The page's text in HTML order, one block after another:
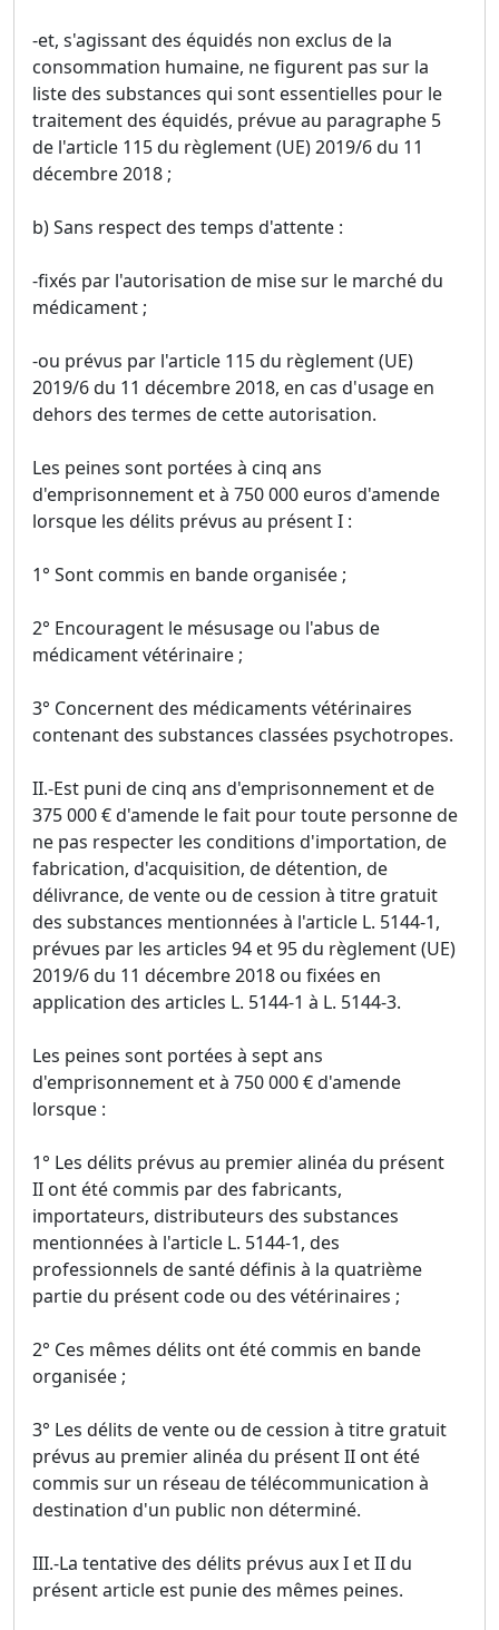
-et, s'agissant des équidés non exclus de la
consommation humaine, ne figurent pas sur la
liste des substances qui sont essentielles pour le
traitement des équidés, prévue au paragraphe 5
de l'article 115 du règlement (UE) 2019/6 du 11
décembre 2018 ;
b) Sans respect des temps d'attente :
-fixés par l'autorisation de mise sur le marché du
médicament ;
-ou prévus par l'article 115 du règlement (UE)
2019/6 du 11 décembre 2018, en cas d'usage en
dehors des termes de cette autorisation.
Les peines sont portées à cinq ans
d'emprisonnement et à 750 000 euros d'amende
lorsque les délits prévus au présent I :
1° Sont commis en bande organisée ;
2° Encouragent le mésusage ou l'abus de
médicament vétérinaire ;
3° Concernent des médicaments vétérinaires
contenant des substances classées psychotropes.
II.-Est puni de cinq ans d'emprisonnement et de
375 000 € d'amende le fait pour toute personne de
ne pas respecter les conditions d'importation, de
fabrication, d'acquisition, de détention, de
délivrance, de vente ou de cession à titre gratuit
des substances mentionnées à l'article L. 5144-1,
prévues par les articles 94 et 95 du règlement (UE)
2019/6 du 11 décembre 2018 ou fixées en
application des articles L. 5144-1 à L. 5144-3.
Les peines sont portées à sept ans
d'emprisonnement et à 750 000 € d'amende
lorsque :
1° Les délits prévus au premier alinéa du présent
II ont été commis par des fabricants,
importateurs, distributeurs des substances
mentionnées à l'article L. 5144-1, des
professionnels de santé définis à la quatrième
partie du présent code ou des vétérinaires ;
2° Ces mêmes délits ont été commis en bande
organisée ;
3° Les délits de vente ou de cession à titre gratuit
prévus au premier alinéa du présent II ont été
commis sur un réseau de télécommunication à
destination d'un public non déterminé.
III.-La tentative des délits prévus aux I et II du
présent article est punie des mêmes peines.